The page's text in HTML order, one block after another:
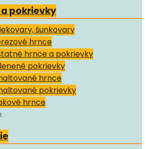
a pokrievky
šunkovary
hrnce
hrnce a pokrievky
pokrievky
hrnce
pokrievky
hrnce